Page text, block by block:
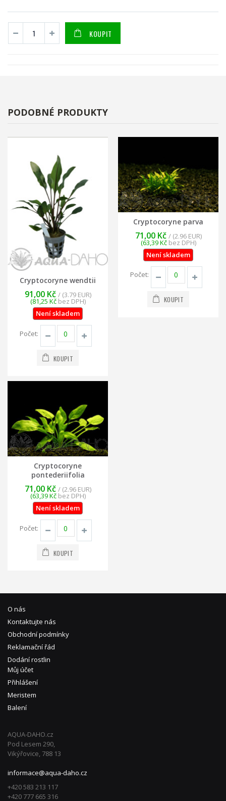
KOUPIT
PODOBNÉ PRODUKTY
Cryptocoryne wendtii
91,00 Kč / (3.79 EUR)
(81,25 Kčbez DPH)
Není skladem
Počet:
KOUPIT
Cryptocoryne parva
71,00 Kč / (2.96 EUR)
(63,39 Kčbez DPH)
Není skladem
Počet:
KOUPIT
Cryptocoryne
pontederiifolia
71,00 Kč / (2.96 EUR)
(63,39 Kčbez DPH)
Není skladem
Počet:
KOUPIT
O nás
Kontaktujte nás
Obchodní podmínky
Reklamační řád
Dodání rostlin
Můj účet
Přihlášení
Meristem
Balení
AQUA-DAHO.cz
Pod Lesem 290,
Vikýřovice, 788 13
informace@aqua-daho.cz
+420 583 213 117
+420 777 665 316